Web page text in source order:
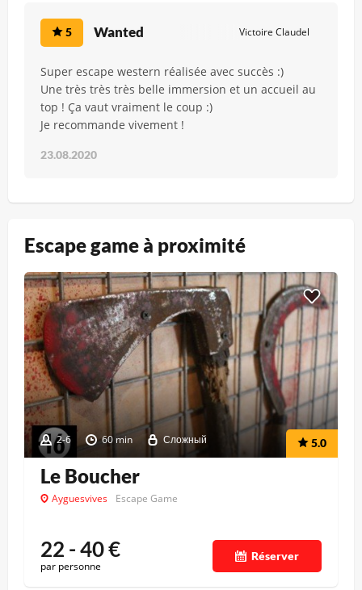
5 Wanted Victoire Claudel
Super escape western réalisée avec succès :)
Une très très très belle immersion et un accueil au
top ! Ça vaut vraiment le coup :)
Je recommande vivement !
23.08.2020
Escape game à proximité
2-6 60 min Сложный 5.0
Le Boucher
Ayguesvives Escape Game
22 - 40€
par personne
Réserver